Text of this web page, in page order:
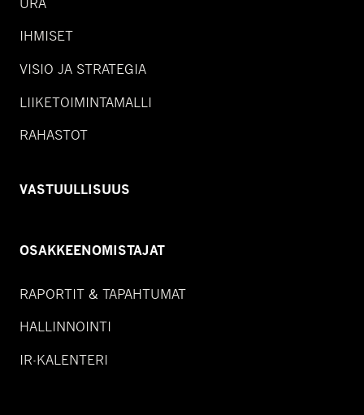
IHMISET
VISIO JA STRATEGIA
LIIKETOIMINTAMALLI
RAHASTOT
VASTUULLISUUS
OSAKKEENOMISTAJAT
RAPORTIT & TAPAHTUMAT
HALLINNOINTI
IR-KALENTERI